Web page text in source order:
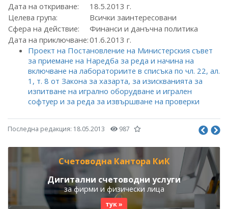
Дата на откриване:
18.5.2013 г.
Целева група:
Всички заинтересовани
Сфера на действие:
Финанси и данъчна политика
Дата на приключване:01.6.2013 г.
Проект на Постановление на Министерския съвет
за приемане на Наредба за реда и начина на
включване на лабораториите в списъка по чл. 22, ал.
1, т. 8 от Закона за хазарта, за изискванията за
изпитване на игрално оборудване и игрален
софтуер и за реда за извършване на проверки
Последна редакция: 18.05.2013 987
Счетоводна Кантора КиК
Дигитални счетоводни услуги
за фирми и физически лица
тук »